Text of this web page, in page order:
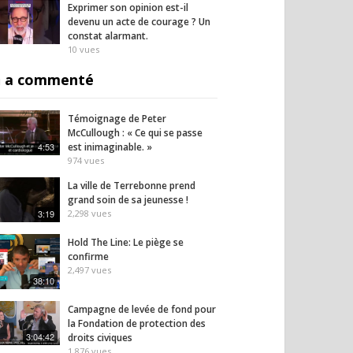
Exprimer son opinion est-il
devenu un acte de courage ? Un
constat alarmant.
10 vues
a commenté
4:53
Témoignage de Peter
McCullough : « Ce qui se passe
est inimaginable. »
974 vues
3:19
La ville de Terrebonne prend
grand soin de sa jeunesse !
2,298 vues
38:10
Hold The Line: Le piège se
confirme
2,497 vues
3:04:42
Campagne de levée de fond pour
la Fondation de protection des
droits civiques